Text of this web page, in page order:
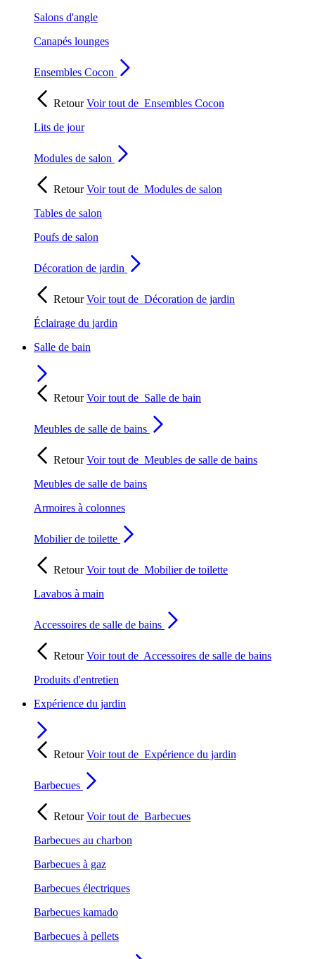
Salons d'angle
Canapés lounges
Ensembles Cocon
RetourVoir tout de Ensembles Cocon
Lits de jour
Modules de salon
RetourVoir tout de Modules de salon
Tables de salon
Poufs de salon
Décoration de jardin
RetourVoir tout de Décoration de jardin
Éclairage du jardin
Salle de bain
RetourVoir tout de Salle de bain
Meubles de salle de bains
RetourVoir tout de Meubles de salle de bains
Meubles de salle de bains
Armoires à colonnes
Mobilier de toilette
RetourVoir tout de Mobilier de toilette
Lavabos à main
Accessoires de salle de bains
RetourVoir tout de Accessoires de salle de bains
Produits d'entretien
Expérience du jardin
RetourVoir tout de Expérience du jardin
Barbecues
RetourVoir tout de Barbecues
Barbecues au charbon
Barbecues à gaz
Barbecues électriques
Barbecues kamado
Barbecues à pellets